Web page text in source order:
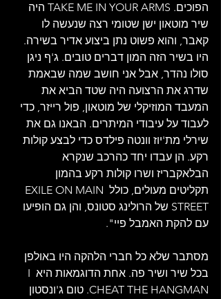
הפוכים. TAKE ME IN YOUR ARMS היה
שיר מוטאון ישן שטומי רצה שנעשה לו
קאבר, והוא פשוט נתן ביצוע אדיר בשירה.
היו בשיר הזה המון דברים טובים. ג'ף ניגן
סולו נהדר, אבל אני חושב שמה שבאמת
שדרג את הרצועה היה שטד הביא את
המעבד המוזיקלי של מוטאון, פול רייזר, כדי
לעבוד על עיבודי המיתרים. הבאנו גם את
שירלי מת'יוז וונטה פילדס כדי לבצע קולות
רקע. הן עבדו יחד כהרכב שנקרא
הבלאקבריז ושרו קולות רקע בהמון
תקליטים מעולים, כולל EXILE ON MAIN
STREET של הרולינג סטונס, והן גם הופיעו
עם להקת האמבל פיי".
מסתבר שלא כל חברי הלהקה היו באולפן
בכל שיר ושיר פה. אחת הדוגמאות היא I
CHEAT THE HANGMAN. טום ג'ונסטון